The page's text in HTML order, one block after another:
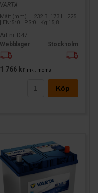
VARTA
Mått (mm) L=232 B=173 H=225
| EN:540 | PS:0 | Kg:15,8
Art nr. D47
Webblager
Stockholm
1 766 kr inkl. moms
Köp